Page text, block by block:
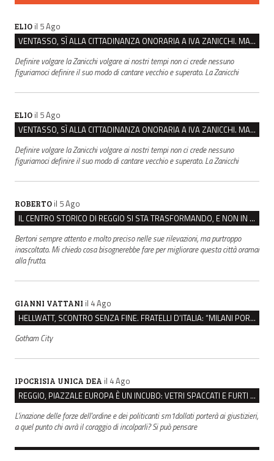
ELIO il 5 Ago
VENTASSO, SÌ ALLA CITTADINANZA ONORARIA A IVA ZANICCHI. MA BARGIACCHI: “È DI PESSIMO GUSTO”
Definire volgare la Zanicchi volgare ai nostri tempi non ci crede nessuno
figuriamoci definire il suo modo di cantare vecchio e superato. La Zanicchi
ELIO il 5 Ago
VENTASSO, SÌ ALLA CITTADINANZA ONORARIA A IVA ZANICCHI. MA BARGIACCHI: “È DI PESSIMO GUSTO”
Definire volgare la Zanicchi volgare ai nostri tempi non ci crede nessuno
figuriamoci definire il suo modo di cantare vecchio e superato. La Zanicchi
ROBERTO il 5 Ago
IL CENTRO STORICO DI REGGIO SI STA TRASFORMANDO, E NON IN MEGLIO
Bertoni sempre attento e molto preciso nelle sue rilevazioni, ma purtroppo
inascoltato. Mi chiedo cosa bisognerebbe fare per migliorare questa città oramai
alla frutta.
GIANNI VATTANI il 4 Ago
HELLWATT, SCONTRO SENZA FINE. FRATELLI D’ITALIA: “MILANI PORTA DOCUMENTI, DE FRANCO INSULTI”
Gotham City
IPOCRISIA UNICA DEA il 4 Ago
REGGIO, PIAZZALE EUROPA È UN INCUBO: VETRI SPACCATI E FURTI SULLE AUTO IN SOSTA
L'inazione delle forze dell'ordine e dei politicanti sm1dollati porterà ai giustizieri,
a quel punto chi avrà il coraggio di incolparli? Si può pensare